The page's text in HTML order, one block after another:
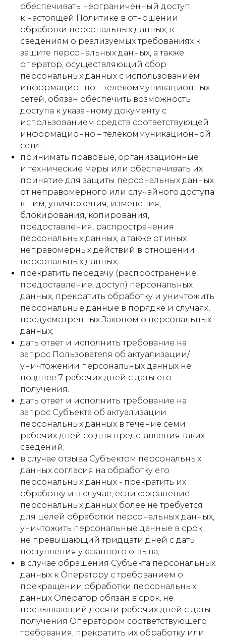
обеспечивать неограниченный доступ
к настоящей Политике в отношении
обработки персональных данных, к
сведениям о реализуемых требованиях к
защите персональных данных, а также
оператор, осуществляющий сбор
персональных данных с использованием
информационно – телекоммуникационных
сетей, обязан обеспечить возможность
доступа к указанному документу с
использованием средств соответствующей
информационно – телекоммуникационной
сети;
принимать правовые, организационные
и технические меры или обеспечивать их
принятие для защиты персональных данных
от неправомерного или случайного доступа
к ним, уничтожения, изменения,
блокирования, копирования,
предоставления, распространения
персональных данных, а также от иных
неправомерных действий в отношении
персональных данных;
прекратить передачу (распространение,
предоставление, доступ) персональных
данных, прекратить обработку и уничтожить
персональные данные в порядке и случаях,
предусмотренных Законом о персональных
данных;
дать ответ и исполнить требование на
запрос Пользователя об актуализации/
уничтожении персональных данных не
позднее 7 рабочих дней с даты его
получения.
дать ответ и исполнить требование на
запрос Субъекта об актуализации
персональных данных в течение семи
рабочих дней со дня представления таких
сведений;
в случае отзыва Субъектом персональных
данных согласия на обработку его
персональных данных - прекратить их
обработку и в случае, если сохранение
персональных данных более не требуется
для целей обработки персональных данных,
уничтожить персональные данные в срок,
не превышающий тридцати дней с даты
поступления указанного отзыва;
в случае обращения Субъекта персональных
данных к Оператору с требованием о
прекращении обработки персональных
данных Оператор обязан в срок, не
превышающий десяти рабочих дней с даты
получения Оператором соответствующего
требования, прекратить их обработку или